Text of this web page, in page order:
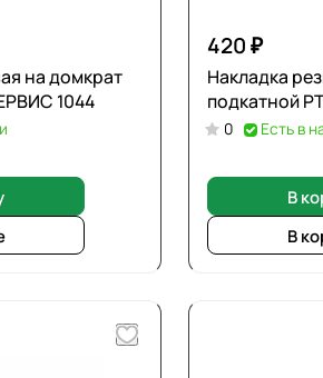
на домкрат
1044
420 ₽
Накладка
подкатной
0 Есть в
В
В